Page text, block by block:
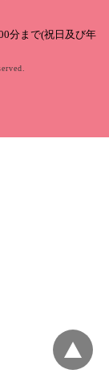
分まで(祝日及び年